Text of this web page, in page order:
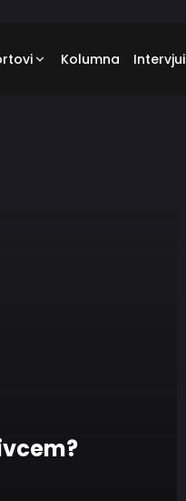
Kolumna Intervjui